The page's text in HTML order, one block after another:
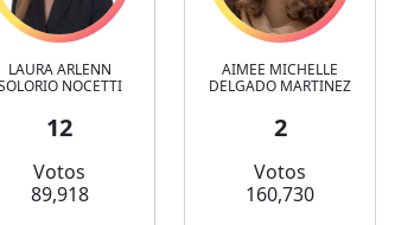
LAURA ARLENN
NOCETTI
12
Votos
89,918
AIMEE MICHELLE
DELGADO MARTINEZ
2
Votos
160,730